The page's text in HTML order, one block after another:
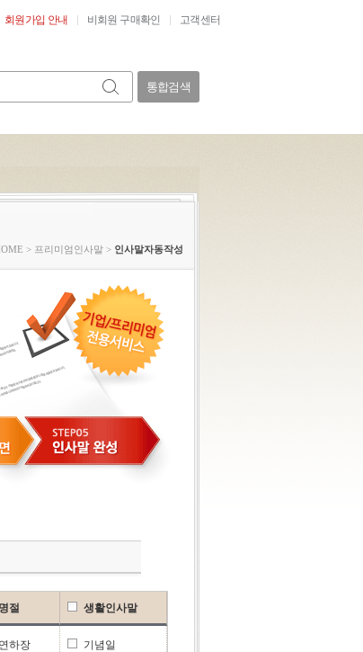
회원가입 안내 비회원 구매확인 고객센터
통합검색
> 프리미엄인사말 > 인사말자동작성
절
하장
생활인사말
기념일